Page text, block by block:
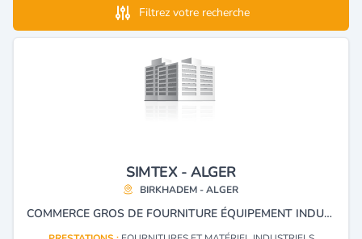
Filtrez votre recherche
SIMTEX - ALGER
BIRKHADEM - ALGER
COMMERCE GROS DE FOURNITURE ÉQUIPEMENT INDUSTRIEL.